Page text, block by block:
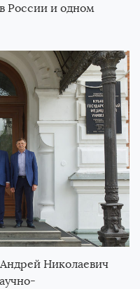
России и одном
Николаевич